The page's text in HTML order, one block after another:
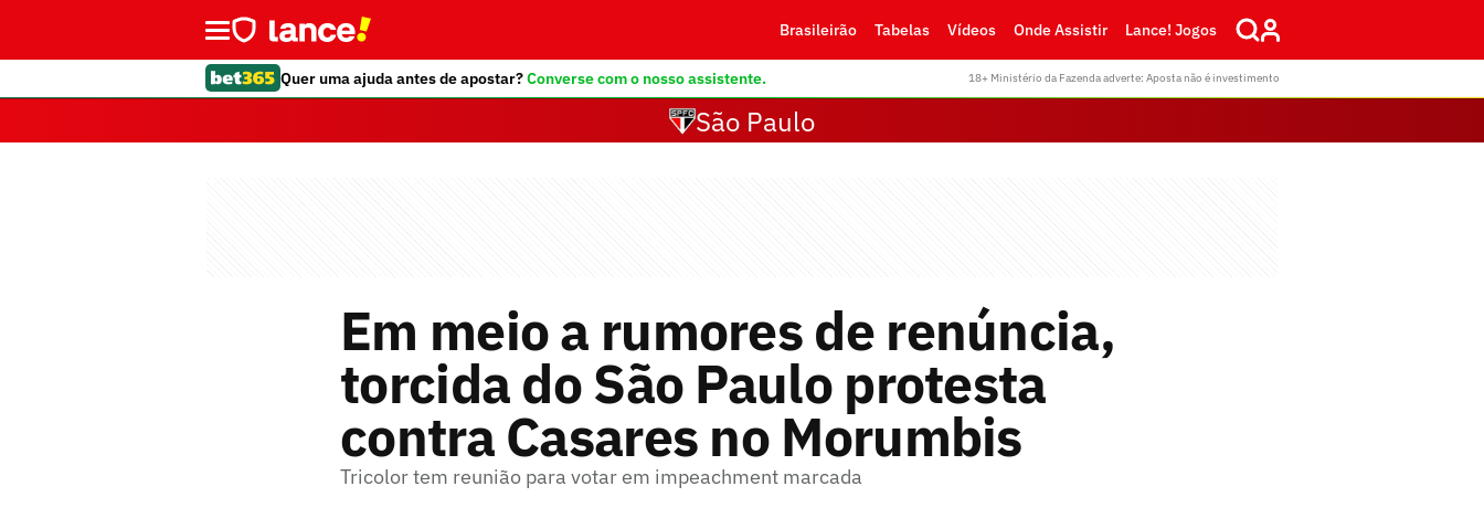
Brasileirão Tabelas Vídeos Onde Assistir Lance! Jogos
Quer uma ajuda antes de apostar?Converse com o nosso assistente. 18+ Ministério da Fazenda adverte: Aposta não é investimento
São Paulo
Em meio a rumores de renúncia,
torcida do São Paulo protesta
contra Casares no Morumbis
Tricolor tem reunião para votar em impeachment marcada